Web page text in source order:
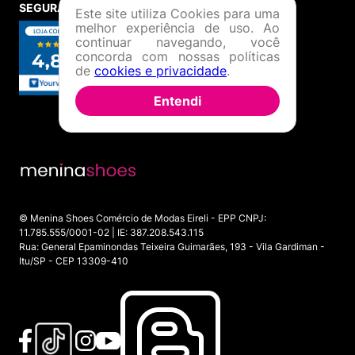
SEGURANÇA E CREDIBILIDADE
© Menina Shoes Comércio de Modas Eireli - EPP CNPJ:
11.785.555/0001-02 | IE: 387.208.543.115
Rua: General Epaminondas Teixeira Guimarães, 193 - Vila Gardiman -
Itu/SP - CEP 13309-410
Este site utiliza Cookies para uma
melhor experiência de uso. Ao
continuar navegando, você
concorda com nossas políticas
de cookies e privacidade.
Entendi